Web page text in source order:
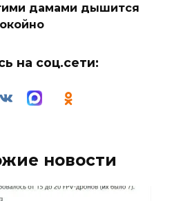
дамами дышится
на соц.сети:
новости